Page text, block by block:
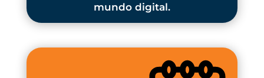
mundo digital.